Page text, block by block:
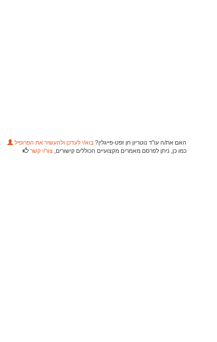
האם את/ה עו"ד נוטריון חן זפט-פייגלין? בוא/י לעדכן ולהעשיר את הפרופיל
כמו כן, ניתן לפרסם מאמרים מקצועיים הכוללים קישורים, צור/י קשר